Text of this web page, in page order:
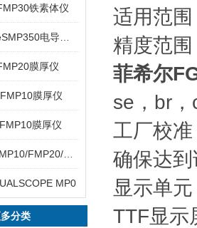
铁素体仪
膜厚仪
膜厚仪
膜厚仪
MP0
分类
适用范
精度范
菲希尔
se，br
工厂校
确保达
显示单
TTF显示